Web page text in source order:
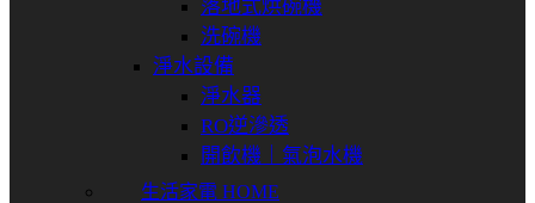
落地式烘碗機
洗碗機
淨水設備
淨水器
RO逆滲透
開飲機｜氣泡水機
生活家電 HOME